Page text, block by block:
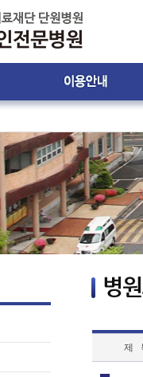
진료시간표
입ㆍ퇴원 안내
입원생활 안내
원내 배치도 안내
원내 전화번호 안내
제증명서발급안내
제